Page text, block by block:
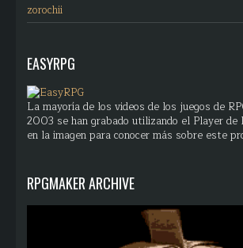
zorochii
EASYRPG
La mayoría de los videos de los juegos de
2003 se han grabado utilizando el Player de
en la imagen para conocer más sobre este
RPGMAKER ARCHIVE